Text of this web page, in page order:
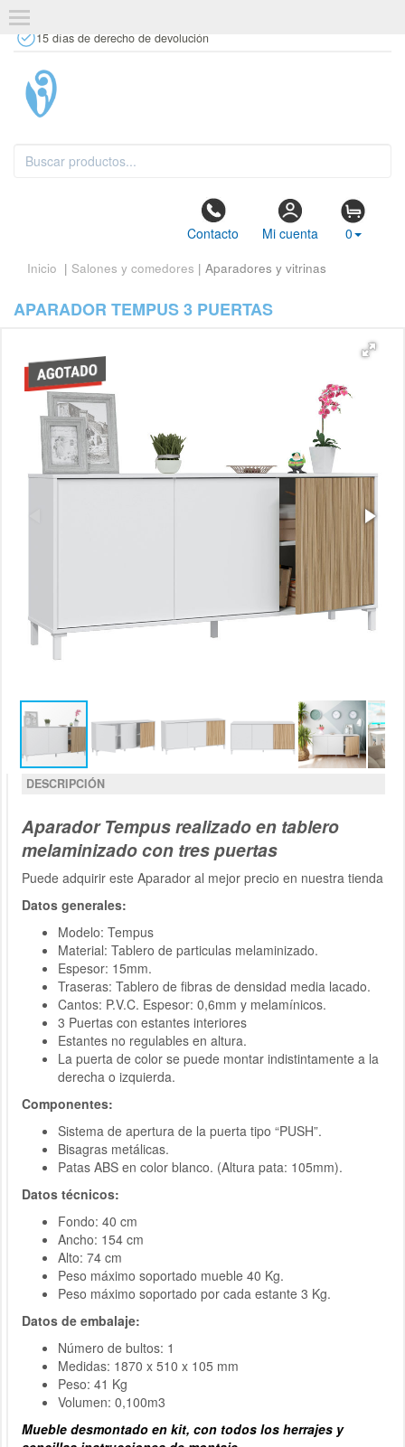
15 días de derecho de devolución
Contacto Mi cuenta 0
Inicio | Salones y comedores | Aparadores y vitrinas
APARADOR TEMPUS 3 PUERTAS
DESCRIPCIÓN
Aparador Tempus realizado en tablero
melaminizado con tres puertas
Puede adquirir este Aparador al mejor precio en nuestra tienda
Datos generales:
Modelo: Tempus
Material: Tablero de particulas melaminizado.
Espesor: 15mm.
Traseras: Tablero de fibras de densidad media lacado.
Cantos: P.V.C. Espesor: 0,6mm y melamínicos.
3 Puertas con estantes interiores
Estantes no regulables en altura.
La puerta de color se puede montar indistintamente a la
derecha o izquierda.
Componentes:
Sistema de apertura de la puerta tipo “PUSH”.
Bisagras metálicas.
Patas ABS en color blanco. (Altura pata: 105mm).
Datos técnicos:
Fondo: 40 cm
Ancho: 154 cm
Alto: 74 cm
Peso máximo soportado mueble 40 Kg.
Peso máximo soportado por cada estante 3 Kg.
Datos de embalaje:
Número de bultos: 1
Medidas: 1870 x 510 x 105 mm
Peso: 41 Kg
Volumen: 0,100m3
Mueble desmontado en kit, con todos los herrajes y